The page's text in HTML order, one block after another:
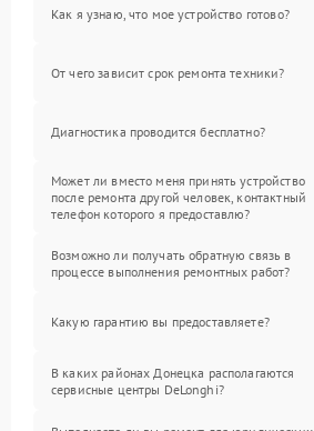
Как я узнаю, что мое устройство готово?
От чего зависит срок ремонта техники?
Диагностика проводится бесплатно?
Может ли вместо меня принять устройство
после ремонта другой человек, контактный
телефон которого я предоставлю?
Возможно ли получать обратную связь в
процессе выполнения ремонтных работ?
Какую гарантию вы предоставляете?
В каких районах Донецка располагаются
сервисные центры DeLonghi?